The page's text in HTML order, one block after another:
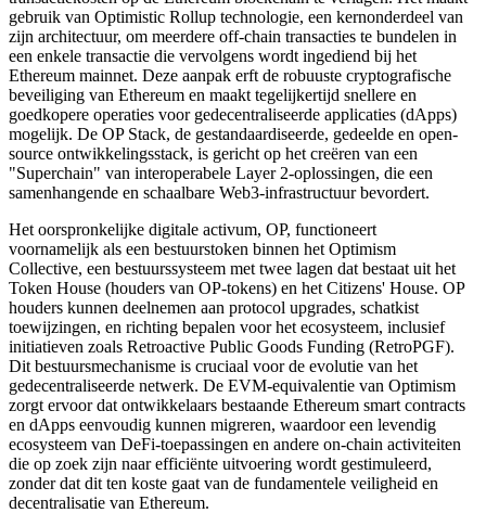
gebruik van Optimistic Rollup technologie, een kernonderdeel van
zijn architectuur, om meerdere off-chain transacties te bundelen in
een enkele transactie die vervolgens wordt ingediend bij het
Ethereum mainnet. Deze aanpak erft de robuuste cryptografische
beveiliging van Ethereum en maakt tegelijkertijd snellere en
goedkopere operaties voor gedecentraliseerde applicaties (dApps)
mogelijk. De OP Stack, de gestandaardiseerde, gedeelde en open-
source ontwikkelingsstack, is gericht op het creëren van een
"Superchain" van interoperabele Layer 2-oplossingen, die een
samenhangende en schaalbare Web3-infrastructuur bevordert.
Het oorspronkelijke digitale activum, OP, functioneert
voornamelijk als een bestuurstoken binnen het Optimism
Collective, een bestuurssysteem met twee lagen dat bestaat uit het
Token House (houders van OP-tokens) en het Citizens' House. OP
houders kunnen deelnemen aan protocol upgrades, schatkist
toewijzingen, en richting bepalen voor het ecosysteem, inclusief
initiatieven zoals Retroactive Public Goods Funding (RetroPGF).
Dit bestuursmechanisme is cruciaal voor de evolutie van het
gedecentraliseerde netwerk. De EVM-equivalentie van Optimism
zorgt ervoor dat ontwikkelaars bestaande Ethereum smart contracts
en dApps eenvoudig kunnen migreren, waardoor een levendig
ecosysteem van DeFi-toepassingen en andere on-chain activiteiten
die op zoek zijn naar efficiënte uitvoering wordt gestimuleerd,
zonder dat dit ten koste gaat van de fundamentele veiligheid en
decentralisatie van Ethereum.